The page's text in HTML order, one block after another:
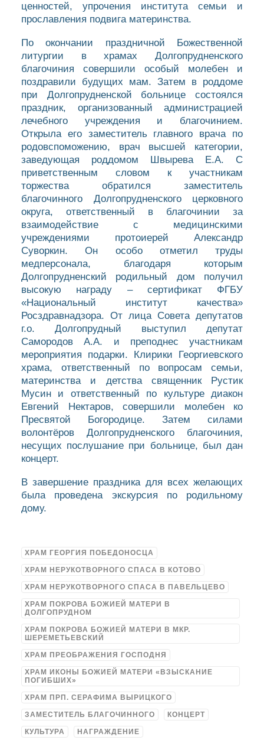
ценностей, упрочения института семьи и
прославления подвига материнства.
По окончании праздничной Божественной
литургии в храмах Долгопрудненского
благочиния совершили особый молебен и
поздравили будущих мам. Затем в роддоме
при Долгопрудненской больнице состоялся
праздник, организованный администрацией
лечебного учреждения и благочинием.
Открыла его заместитель главного врача по
родовспоможению, врач высшей категории,
заведующая роддомом Швырева Е.А. С
приветственным словом к участникам
торжества обратился заместитель
благочинного Долгопрудненского церковного
округа, ответственный в благочинии за
взаимодействие с медицинскими
учреждениями протоиерей Александр
Суворкин. Он особо отметил труды
медперсонала, благодаря которым
Долгопрудненский родильный дом получил
высокую награду – сертификат ФГБУ
«Национальный институт качества»
Росздравнадзора. От лица Совета депутатов
г.о. Долгопрудный выступил депутат
Самородов А.А. и преподнес участникам
мероприятия подарки. Клирики Георгиевского
храма, ответственный по вопросам семьи,
материнства и детства священник Рустик
Мусин и ответственный по культуре диакон
Евгений Нектаров, совершили молебен ко
Пресвятой Богородице. Затем силами
волонтёров Долгопрудненского благочиния,
несущих послушание при больнице, был дан
концерт.
В завершение праздника для всех желающих
была проведена экскурсия по родильному
дому.
ХРАМ ГЕОРГИЯ ПОБЕДОНОСЦА
ХРАМ НЕРУКОТВОРНОГО СПАСА В КОТОВО
ХРАМ НЕРУКОТВОРНОГО СПАСА В ПАВЕЛЬЦЕВО
ХРАМ ПОКРОВА БОЖИЕЙ МАТЕРИ В
ДОЛГОПРУДНОМ
ХРАМ ПОКРОВА БОЖИЕЙ МАТЕРИ В МКР.
ШЕРЕМЕТЬЕВСКИЙ
ХРАМ ПРЕОБРАЖЕНИЯ ГОСПОДНЯ
ХРАМ ИКОНЫ БОЖИЕЙ МАТЕРИ «ВЗЫСКАНИЕ
ПОГИБШИХ»
ХРАМ ПРП. СЕРАФИМА ВЫРИЦКОГО
ЗАМЕСТИТЕЛЬ БЛАГОЧИННОГО КОНЦЕРТ
КУЛЬТУРА НАГРАЖДЕНИЕ